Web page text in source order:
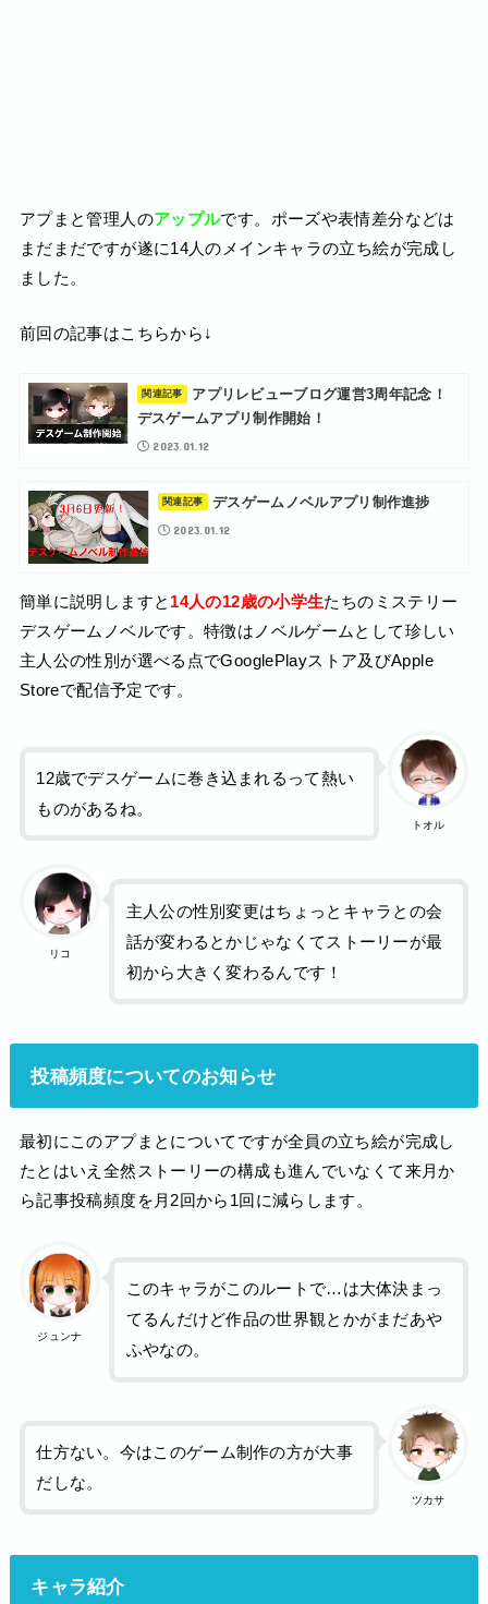
アプまと管理人のアップルです。ポーズや表情差分などは
まだまだですが遂に14人のメインキャラの立ち絵が完成し
ました。
前回の記事はこちらから↓
アプリレビューブログ運営3周年記念！
デスゲームアプリ制作開始！
2023.01.12
デスゲームノベルアプリ制作進捗
2023.01.12
簡単に説明しますと 14人の12歳の小学生たちのミステリー
デスゲームノベルです。特徴はノベルゲームとして珍しい
主人公の性別が選べる点でGooglePlayストア及びApple
Storeで配信予定です。
トオル
12歳でデスゲームに巻き込まれるって熱い
ものがあるね。
リコ
主人公の性別変更はちょっとキャラとの会
話が変わるとかじゃなくてストーリーが最
初から大きく変わるんです！
投稿頻度についてのお知らせ
最初にこのアプまとについてですが全員の立ち絵が完成し
たとはいえ全然ストーリーの構成も進んでいなくて来月か
ら記事投稿頻度を月2回から1回に減らします。
ジュンナ
このキャラがこのルートで…は大体決まっ
てるんだけど作品の世界観とかがまだあや
ふやなの。
ツカサ
仕方ない。今はこのゲーム制作の方が大事
だしな。
キャラ紹介